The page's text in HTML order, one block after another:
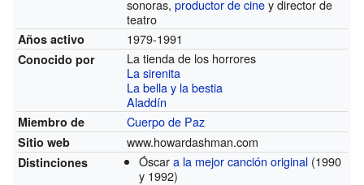
sonoras,productor de ciney director de
teatro
Años activo 1979-1991
Conocido por
La tienda de los horrores
La sirenita
La bella y la bestia
Aladdín
Miembro de Cuerpo de Paz
Sitio web www.howardashman.com
Distinciones Óscara la mejor canción original (1990
y 1992)